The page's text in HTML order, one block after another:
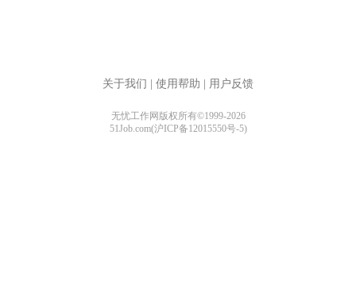
关于我们 使用帮助 用户反馈
无忧工作网版权所有©1999-2026
51Job.com(沪ICP备12015550号-5)